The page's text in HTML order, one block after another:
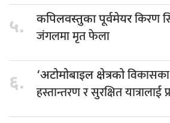
५. कपिलवस्तुका पूर्वमेयरकिरण
जंगलमा मृत फेला
६. ‘अटोमोबाइल क्षेत्रकोविकासका
हस्तान्तरण र सुरक्षित यात्रालाई